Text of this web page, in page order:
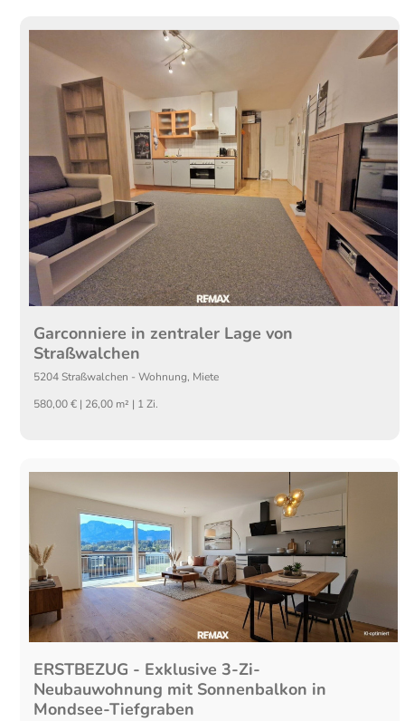
Garconniere in zentraler Lage von
Straßwalchen
5204 Straßwalchen -Wohnung, Miete
580,00 € | 26,00 m² | 1 Zi.
ERSTBEZUG - Exklusive 3-Zi-
Neubauwohnung mit Sonnenbalkon in
Mondsee-Tiefgraben